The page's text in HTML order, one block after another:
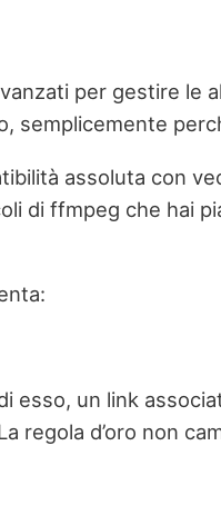
per gestire le
semplicemente
assoluta con
di ffmpeg che hai
esso, un link
d’oro non